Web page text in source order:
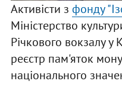
Активісти з фонду
Міністерство
Річкового вокзалу у
реєстр пам'яток
національного